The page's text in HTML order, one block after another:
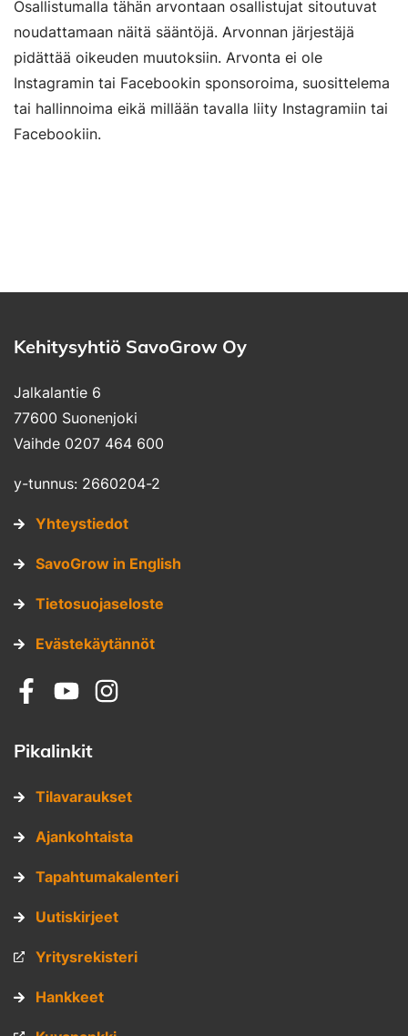
Osallistumalla tähän arvontaan osallistujat sitoutuvat
noudattamaan näitä sääntöjä. Arvonnan järjestäjä
pidättää oikeuden muutoksiin. Arvonta ei ole
Instagramin tai Facebookin sponsoroima, suosittelema
tai hallinnoima eikä millään tavalla liity Instagramiin tai
Facebookiin.
Kehitysyhtiö SavoGrow Oy
Jalkalantie 6
77600 Suonenjoki
Vaihde 0207 464 600
y-tunnus: 2660204-2
Yhteystiedot
SavoGrow in English
Tietosuojaseloste
Evästekäytännöt
Sosiaalinen media: facebook
Sosiaalinen media: youtube
Sosiaalinen media: instagram
Pikalinkit
Tilavaraukset
Ajankohtaista
Tapahtumakalenteri
Uutiskirjeet
Yritysrekisteri
Hankkeet